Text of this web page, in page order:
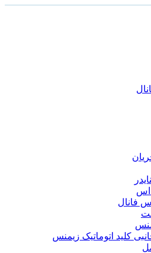
اس
فانال
کلید اتوماتیک زیمنس